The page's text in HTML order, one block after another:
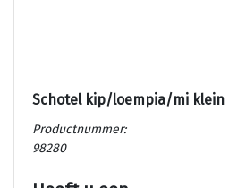
Schotel kip/loempia/mi klein
Productnummer:
98280